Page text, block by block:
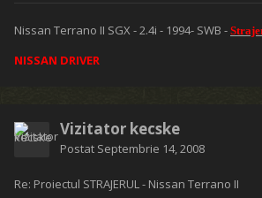
Nissan Terrano II SGX - 2.4i - 1994- SWB -
NISSAN DRIVER
Vizitator kecske
Postat Septembrie 14, 2008
Re: Proiectul STRAJERUL - Nissan Terrano II